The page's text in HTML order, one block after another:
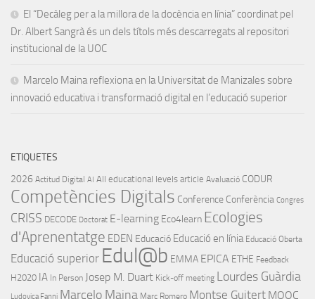
El “Decàleg per a la millora de la docència en línia” coordinat pel
Dr. Albert Sangrà és un dels títols més descarregats al repositori
institucional de la UOC
Marcelo Maina reflexiona en la Universitat de Manizales sobre
innovació educativa i transformació digital en l’educació superior
ETIQUETES
2026 Actitud Digital AI All educational levels article Avaluació CODUR
Competències Digitals Conference Conferència Congres
CRISS DECODE Doctorat E-learning Eco4learn Ecologies
d'Aprenentatge EDEN Educació Educació en línia Educació Oberta
Educació superior Edul@b EMMA EPICA ETHE Feedback
H2020 IA In Person Josep M. Duart Kick-off meeting Lourdes Guàrdia
Ludovica Fanni Marcelo Maina Marc Romero Montse Guitert MOOC